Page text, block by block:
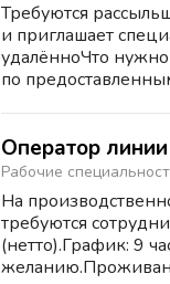
Требуются
и приглашает
удалённоЧто
по
Оператор
Рабочие
На
требуются
(нетто).График: 9